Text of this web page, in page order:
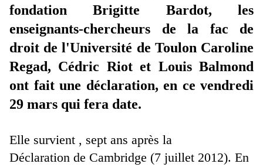
fondation Brigitte Bardot, les
enseignants-chercheurs de la fac de
droit de l'Université de Toulon Caroline
Regad, Cédric Riot et Louis Balmond
ont fait une déclaration, en ce vendredi
29 mars qui fera date.
Elle survient , sept ans après la
Déclaration de Cambridge (7 juillet 2012). En